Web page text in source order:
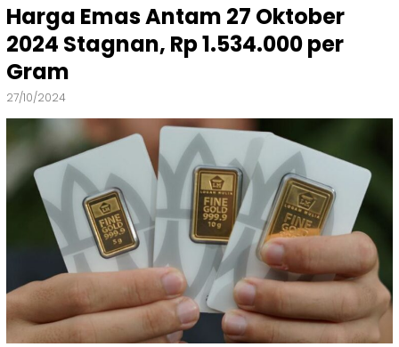
Harga Emas Antam 27 Oktober
2024 Stagnan, Rp 1.534.000 per
Gram
27/10/2024